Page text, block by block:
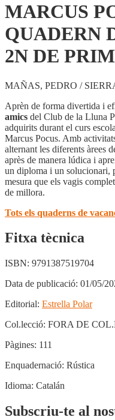
MARCUS
QUADERN
2N DE
MAÑAS, PEDRO /
Aprèn de forma divertida i
amics del Club de la Lluna
adquirits durant el curs
Marcus Pocus. Amb
alternant les diferents àrees
après de manera lúdica i
un diploma i un solucionari,
mesura que els vagis
de millora.
Tots els quaderns de
Fitxa tècnica
ISBN: 9791387519704
Data de publicació: 01/05/
Editorial: Estrella Polar
Col.lecció: FORA DE
Pàgines: 111
Enquadernació: Rústica
Idioma: Catalán
Subscriu-te al